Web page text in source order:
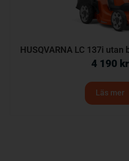
HUSQVARNA LC 137i
4 190 kr
Läs mer